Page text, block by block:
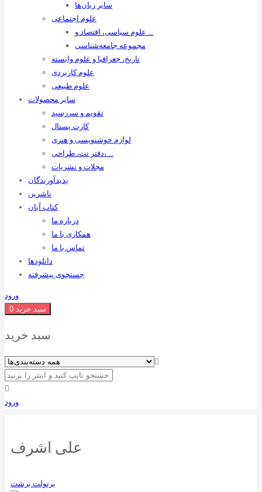
سایر زبان‌ها
علوم اجتماعی
علوم سیاسی، اقتصاد و …
مجموعه جامعه‌شناسی
تاریخ، جغرافیا و علوم وابسته
علوم کاربردی
علوم طبیعی
سایر محصولات
تقویم و سررسید
کارت پستال
لوازم خوشنویسی و هنری
دفتر نت، طراحی، …
مجلات و نشریات
پدیدآورندگان
ناشرین
کتاب آبان
درباره ما
همکاری با ما
تماس با ما
دانلودها
جستجوی پیشرفته
ورود
سبد خرید 0
سبد خرید
ورود
علی اشرف
برتولت برشت